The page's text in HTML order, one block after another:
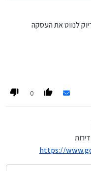
כל עוד זה לא בערים
לא בשורה כ"כ גדולה
לנווט את העסקה
0
תשפ״ה, 07:05
https://